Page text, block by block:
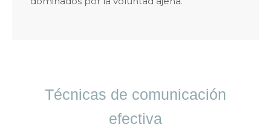
Técnicas de comunicación
efectiva